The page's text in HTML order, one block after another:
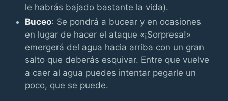
le habrás bajado bastante la vida).
Buceo: Se pondrá a bucear y en ocasiones
en lugar de hacer el ataque «¡Sorpresa!»
emergerá del agua hacia arriba con un gran
salto que deberás esquivar. Entre que vuelve
a caer al agua puedes intentar pegarle un
poco, que se puede.